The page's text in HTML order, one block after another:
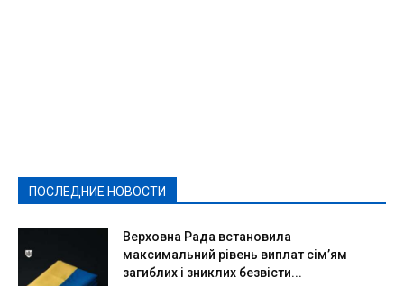
ПОСЛЕДНИЕ НОВОСТИ
Верховна Рада встановила
максимальний рівень виплат сім’ям
загиблих і зниклих безвісти...